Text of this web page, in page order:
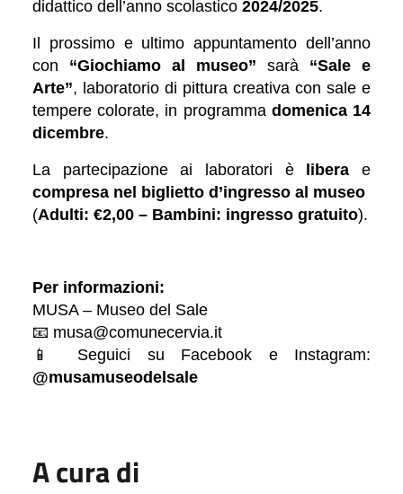
didattico dell’anno scolastico 2024/2025.
Il prossimo e ultimo appuntamento dell’anno
con “Giochiamo al museo” sarà “Sale e
Arte”, laboratorio di pittura creativa con sale e
tempere colorate, in programma domenica 14
dicembre.
La partecipazione ai laboratori è libera e
compresa nel biglietto d’ingresso al museo
(Adulti: €2,00 – Bambini: ingresso gratuito).
Per informazioni:
MUSA – Museo del Sale
📧 musa@comunecervia.it
📱
Seguici su Facebook e Instagram:
@musamuseodelsale
A cura di